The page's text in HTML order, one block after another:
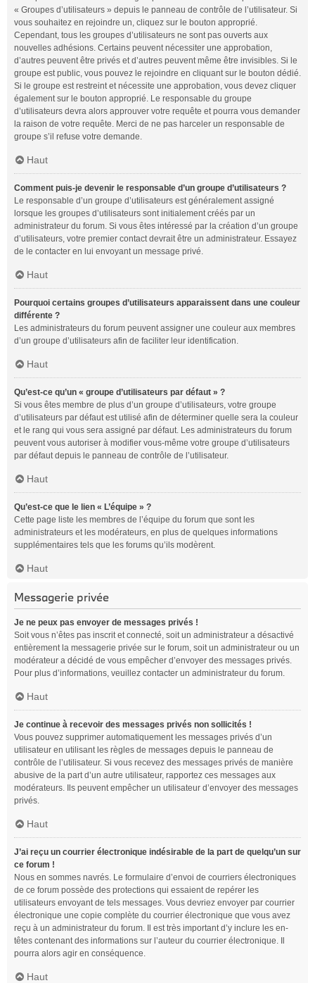
« Groupes d’utilisateurs » depuis le panneau de contrôle de l’utilisateur. Si
vous souhaitez en rejoindre un, cliquez sur le bouton approprié.
Cependant, tous les groupes d’utilisateurs ne sont pas ouverts aux
nouvelles adhésions. Certains peuvent nécessiter une approbation,
d’autres peuvent être privés et d’autres peuvent même être invisibles. Si le
groupe est public, vous pouvez le rejoindre en cliquant sur le bouton dédié.
Si le groupe est restreint et nécessite une approbation, vous devez cliquer
également sur le bouton approprié. Le responsable du groupe
d’utilisateurs devra alors approuver votre requête et pourra vous demander
la raison de votre requête. Merci de ne pas harceler un responsable de
groupe s’il refuse votre demande.
Haut
Comment puis-je devenir le responsable d’un groupe d’utilisateurs ?
Le responsable d’un groupe d’utilisateurs est généralement assigné
lorsque les groupes d’utilisateurs sont initialement créés par un
administrateur du forum. Si vous êtes intéressé par la création d’un groupe
d’utilisateurs, votre premier contact devrait être un administrateur. Essayez
de le contacter en lui envoyant un message privé.
Haut
Pourquoi certains groupes d’utilisateurs apparaissent dans une couleur
différente ?
Les administrateurs du forum peuvent assigner une couleur aux membres
d’un groupe d’utilisateurs afin de faciliter leur identification.
Haut
Qu’est-ce qu’un « groupe d’utilisateurs par défaut » ?
Si vous êtes membre de plus d’un groupe d’utilisateurs, votre groupe
d’utilisateurs par défaut est utilisé afin de déterminer quelle sera la couleur
et le rang qui vous sera assigné par défaut. Les administrateurs du forum
peuvent vous autoriser à modifier vous-même votre groupe d’utilisateurs
par défaut depuis le panneau de contrôle de l’utilisateur.
Haut
Qu’est-ce que le lien « L’équipe » ?
Cette page liste les membres de l’équipe du forum que sont les
administrateurs et les modérateurs, en plus de quelques informations
supplémentaires tels que les forums qu’ils modèrent.
Haut
Messagerie privée
Je ne peux pas envoyer de messages privés !
Soit vous n’êtes pas inscrit et connecté, soit un administrateur a désactivé
entièrement la messagerie privée sur le forum, soit un administrateur ou un
modérateur a décidé de vous empêcher d’envoyer des messages privés.
Pour plus d’informations, veuillez contacter un administrateur du forum.
Haut
Je continue à recevoir des messages privés non sollicités !
Vous pouvez supprimer automatiquement les messages privés d’un
utilisateur en utilisant les règles de messages depuis le panneau de
contrôle de l’utilisateur. Si vous recevez des messages privés de manière
abusive de la part d’un autre utilisateur, rapportez ces messages aux
modérateurs. Ils peuvent empêcher un utilisateur d’envoyer des messages
privés.
Haut
J’ai reçu un courrier électronique indésirable de la part de quelqu’un sur
ce forum !
Nous en sommes navrés. Le formulaire d’envoi de courriers électroniques
de ce forum possède des protections qui essaient de repérer les
utilisateurs envoyant de tels messages. Vous devriez envoyer par courrier
électronique une copie complète du courrier électronique que vous avez
reçu à un administrateur du forum. Il est très important d’y inclure les en-
têtes contenant des informations sur l’auteur du courrier électronique. Il
pourra alors agir en conséquence.
Haut